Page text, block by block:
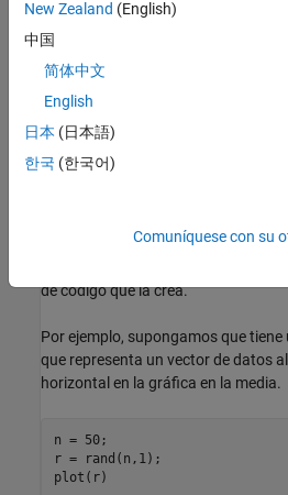
guardar, MATLAB ejecuta la
tanto, no verá los resultados de
Mostrar la salida
Una manera de determinar dónde
el archivo de código de MATLAB
la salida de una línea, elimine el
cuestión. En el editor, MATLAB
de código que la crea.
Por ejemplo, supongamos que
que representa un vector de datos
horizontal en la gráfica en la media.
n = 50;
r = rand(n,1);
plot(r)
New Zealand (English)
中国
简体中文
English
日本 (日本語)
한국 (한국어)
Comuníquese con su